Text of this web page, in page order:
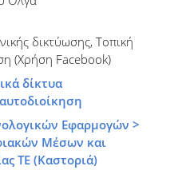
δικτύωσης, Τοπική
(Χρήση Facebook)
δίκτυα
Εφαρμογών >
Μέσων και
ΤΕ (Καστοριά)